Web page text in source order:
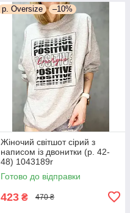
р. Oversize –10%
Жіночий світшот сірий з
написом із двонитки (р. 42-
48) 1043189r
Готово до відправки
423 ₴ 470 ₴